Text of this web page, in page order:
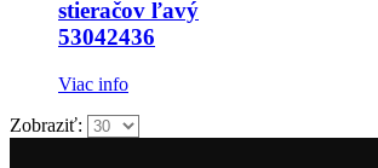
stieračov ľavý
53042436
Viac info
Zobraziť: